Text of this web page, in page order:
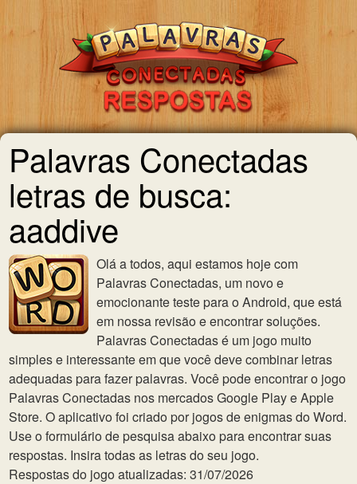
Palavras Conectadas
letras de busca:
aaddive
Olá a todos, aqui estamos hoje com
Palavras Conectadas, um novo e
emocionante teste para o Android, que está
em nossa revisão e encontrar soluções.
Palavras Conectadas é um jogo muito
simples e interessante em que você deve combinar letras
adequadas para fazer palavras. Você pode encontrar o jogo
Palavras Conectadas nos mercados Google Play e Apple
Store. O aplicativo foi criado por jogos de enigmas do Word.
Use o formulário de pesquisa abaixo para encontrar suas
respostas. Insira todas as letras do seu jogo.
Respostas do jogo atualizadas: 31/07/2026